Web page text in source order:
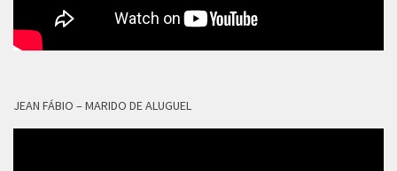
JEAN FÁBIO – MARIDO DE ALUGUEL